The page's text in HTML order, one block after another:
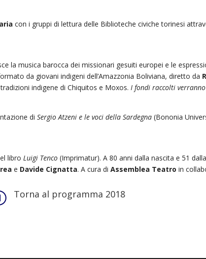
con i gruppi di lettura delle Biblioteche civiche torinesi
la musica barocca dei missionari gesuiti europei e le
da giovani indigeni dell’Amazzonia Boliviana, diretto da
indigene di Chiquitos e Moxos.I fondi raccolti
diSergio Atzeni e le voci della Sardegna(Bononia
libroLuigi Tenco(Imprimatur). A 80 anni dalla nascita e 51
e Davide Cignatta. A cura diAssemblea Teatro in
Torna al programma 2018